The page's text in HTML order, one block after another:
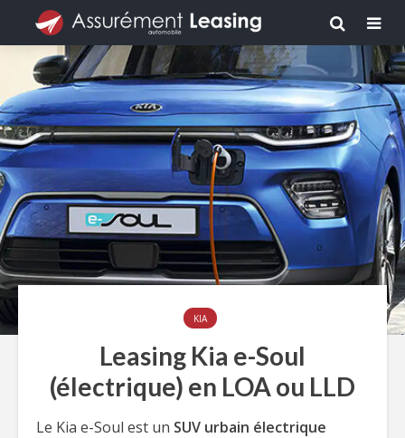
KIA
Leasing Kia e-Soul
(électrique) en LOA ou LLD
Le Kia e-Soul est un SUV urbain électrique